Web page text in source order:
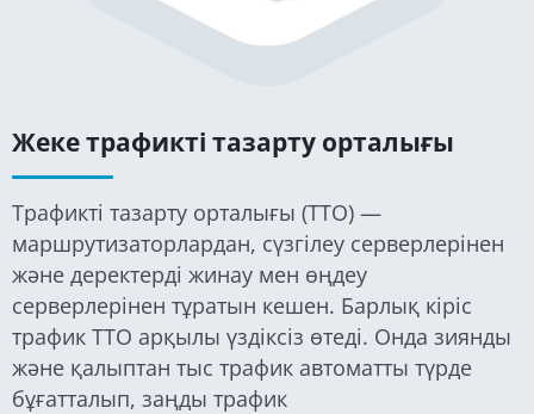
Жеке трафикті тазарту орталығы
Трафикті тазарту орталығы (ТТО) —
маршрутизаторлардан, сүзгілеу серверлерінен
және деректерді жинау мен өңдеу
серверлерінен тұратын кешен. Барлық кіріс
трафик ТТО арқылы үздіксіз өтеді. Онда зиянды
және қалыптан тыс трафик автоматты түрде
бұғатталып, заңды трафик